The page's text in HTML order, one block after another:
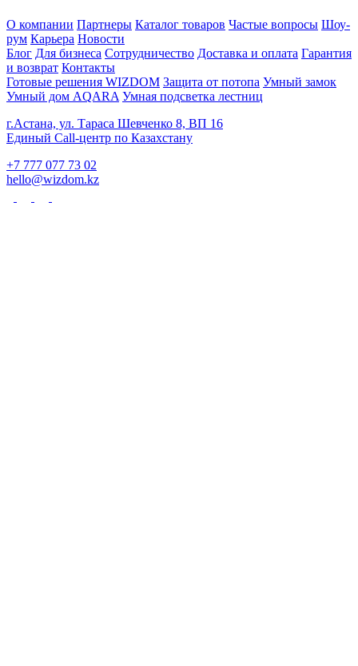
О компании Партнеры Каталог товаров Частые вопросы Шоу-
рум Карьера Новости
Блог Для бизнеса Сотрудничество Доставка и оплата Гарантия
и возврат Контакты
Готовые решения WIZDOM Защита от потопа Умный замок
Умный дом AQARA Умная подсветка лестниц
г.Астана, ул. Тараса Шевченко 8, ВП 16
Единый Call-центр по Казахстану
+7 777 077 73 02
hello@wizdom.kz